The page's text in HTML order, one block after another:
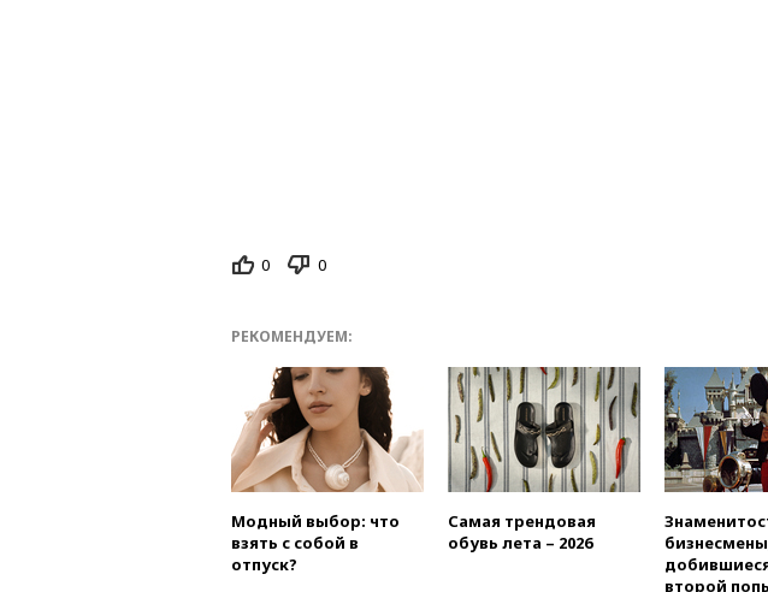
0 0
РЕКОМЕНДУЕМ:
Модный выбор: что
взять с собой в
отпуск?
Самая трендовая
обувь лета – 2026
второй